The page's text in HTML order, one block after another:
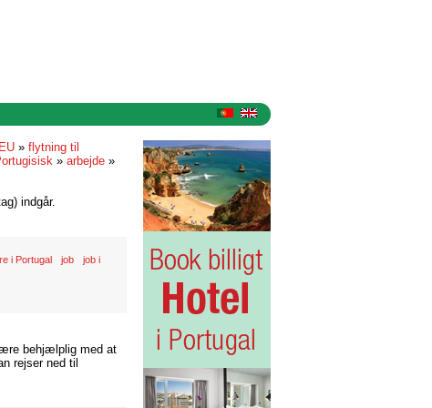
EU » flytning til
» arbejde »
indgår.
i Portugal job job i
behjælplig med at
rejser ned til